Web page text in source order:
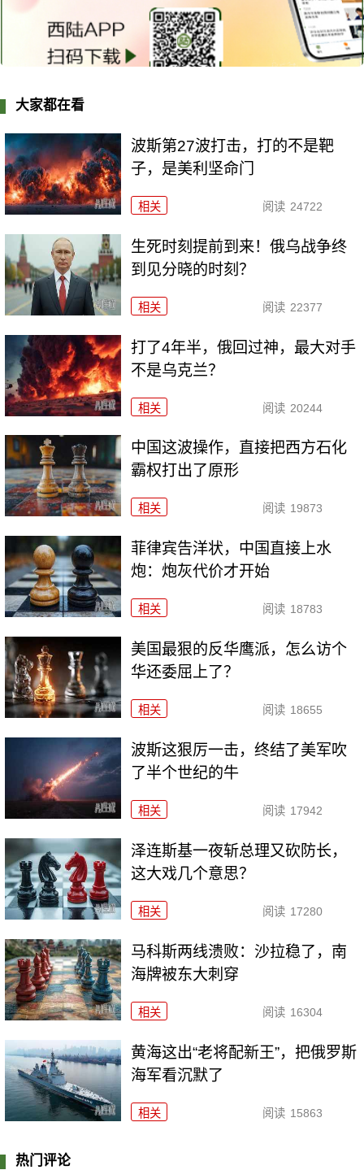
大家都在看
波斯第27波打击，打的不是靶
子，是美利坚命门
相关 阅读 24722
生死时刻提前到来！俄乌战争终
到见分晓的时刻？
相关 阅读 22377
打了4年半，俄回过神，最大对手
不是乌克兰？
相关 阅读 20244
中国这波操作，直接把西方石化
霸权打出了原形
相关 阅读 19873
菲律宾告洋状，中国直接上水
炮：炮灰代价才开始
相关 阅读 18783
美国最狠的反华鹰派，怎么访个
华还委屈上了？
相关 阅读 18655
波斯这狠厉一击，终结了美军吹
了半个世纪的牛
相关 阅读 17942
泽连斯基一夜斩总理又砍防长，
这大戏几个意思？
相关 阅读 17280
马科斯两线溃败：沙拉稳了，南
海牌被东大刺穿
相关 阅读 16304
黄海这出“老将配新王”，把俄罗斯
海军看沉默了
相关 阅读 15863
热门评论